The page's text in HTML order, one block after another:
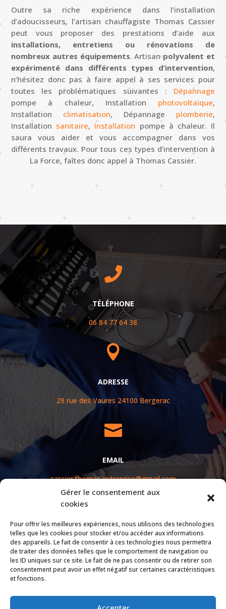
Gérer le consentement aux
cookies
Pour offrir les meilleures expériences, nous utilisons des technologies
telles que les cookies pour stocker et/ou accéder aux informations
des appareils. Le fait de consentir à ces technologies nous permettra
de traiter des données telles que le comportement de navigation ou
les ID uniques sur ce site. Le fait de ne pas consentir ou de retirer son
consentement peut avoir un effet négatif sur certaines caractéristiques
et fonctions.
Outre sa riche expérience dans l’installation
d’adoucisseurs, l’artisan chauffagiste Thomas Cassier
peut vous proposer des prestations d’aide aux
installations, entretiens ou rénovations de
nombreux autres équipements. Artisan polyvalent et
expérimenté dans différents types d’intervention,
n’hésitez donc pas à faire appel à ses services pour
toutes les problématiques suivantes : Dépannage
pompe à chaleur, Installation photovoltaïque,
Installation climatisation, Dépannage plomberie,
Installation sanitaire, Installation pompe à chaleur. Il
saura vous aider et vous accompagner dans vos
différents travaux. Pour tous ces types d’intervention à
La Force, faîtes donc appel à Thomas Cassier.

TÉLÉPHONE
06 84 77 64 38

ADRESSE
29 rue des Vaures 24100 Bergerac

EMAIL
cassier.thomas.entreprise@gmail.com